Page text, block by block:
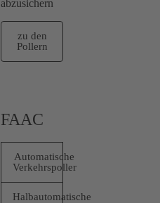
abzusichern
zu den
Pollern
FAAC
Automatische
Verkehrspoller
Halbautomatische